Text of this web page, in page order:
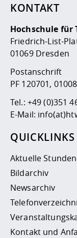
KONTAKT
Hochschule für
Friedrich-List-
01069 Dresden
Postanschrift
PF 120701,
Tel.: +49 (0)351
E-Mail:
QUICKLINKS
Aktuelle
Bildarchiv
Newsarchiv
Kontakt und